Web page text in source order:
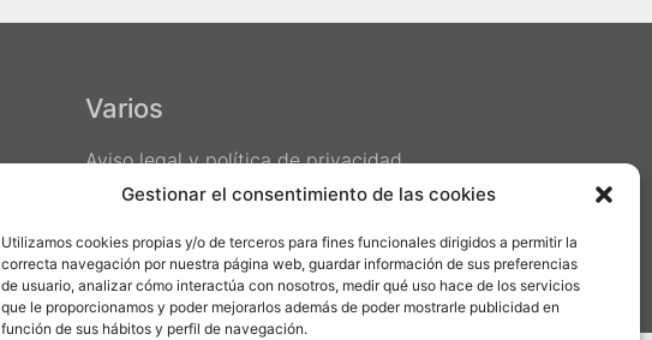
Gestionar el consentimiento de las cookies
Utilizamos cookies propias y/o de terceros para fines funcionales dirigidos a permitir la
correcta navegación por nuestra página web, guardar información de sus preferencias
de usuario, analizar cómo interactúa con nosotros, medir qué uso hace de los servicios
que le proporcionamos y poder mejorarlos además de poder mostrarle publicidad en
función de sus hábitos y perfil de navegación.
Varios
Aviso legal y política de privacidad
Política de cookies